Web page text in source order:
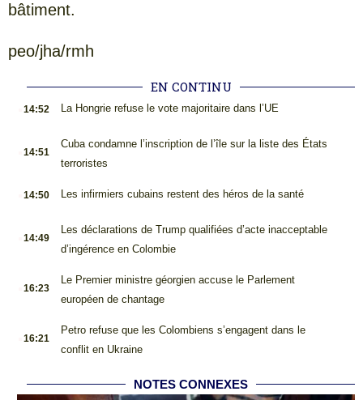
bâtiment.
peo/jha/rmh
EN CONTINU
14:52 La Hongrie refuse le vote majoritaire dans l’UE
14:51
Cuba condamne l’inscription de l’île sur la liste des États
terroristes
14:50 Les infirmiers cubains restent des héros de la santé
14:49
Les déclarations de Trump qualifiées d’acte inacceptable
d’ingérence en Colombie
16:23
Le Premier ministre géorgien accuse le Parlement
européen de chantage
16:21
Petro refuse que les Colombiens s’engagent dans le
conflit en Ukraine
NOTES CONNEXES